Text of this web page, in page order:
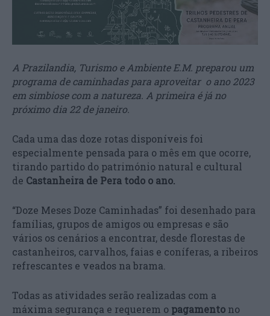
A Prazilandia, Turismo e Ambiente E.M. preparou um
programa de caminhadas para aproveitar o ano 2023
em simbiose com a natureza. A primeira é já no
próximo dia 22 de janeiro.
Cada uma das doze rotas disponíveis foi
especialmente pensada para o mês em que ocorre,
tirando partido do património natural e cultural
de Castanheira de Pera todo o ano.
“Doze Meses Doze Caminhadas” foi desenhado para
famílias, grupos de amigos ou empresas e são
vários os cenários a encontrar, desde florestas de
castanheiros, carvalhos, faias e coníferas, a ribeiros
refrescantes e veados na brama.
Todas as atividades serão realizadas com a
máxima segurança e requerem o pagamento no